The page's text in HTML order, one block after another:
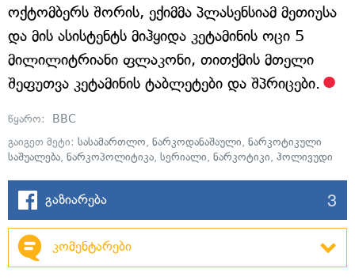
ოქტომბერს შორის, ექიმმა პლასენსიამ მეთიუსა
და მის ასისტენტს მიჰყიდა კეტამინის ოცი 5
მილილიტრიანი ფლაკონი, თითქმის მთელი
შეფუთვა კეტამინის ტაბლეტები და შპრიცები.
წყარო: BBC
გაიგეთ მეტი: სასამართლო, ნარკოდანაშაული, ნარკოტიკული
საშუალება, ნარკოპოლიტიკა, სერიალი, ნარკოტიკი, ჰოლივუდი
გაზიარება 3
კომენტარები